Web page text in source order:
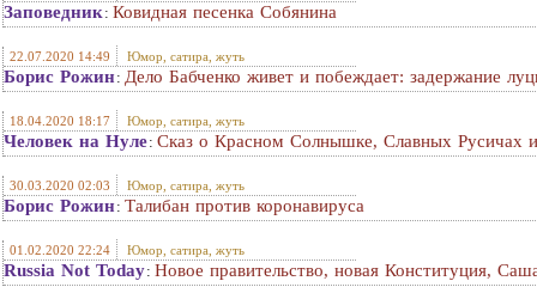
Заповедник : Ковидная песенка Собянина
22.07.2020 14:49 Юмор, сатира, жуть
Борис Рожин: Дело Бабченко живет и побеждает: задержание
18.04.2020 18:17 Юмор, сатира, жуть
Человек на Нуле: Сказ о Красном Солнышке, Славных Русичах
30.03.2020 02:03 Юмор, сатира, жуть
Борис Рожин: Талибан против коронавируса
01.02.2020 22:24 Юмор, сатира, жуть
Russia Not Today: Новое правительство, новая Конституция,